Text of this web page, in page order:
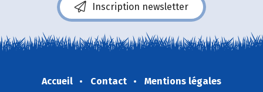
Inscription newsletter
Accueil Contact
Mentions légales